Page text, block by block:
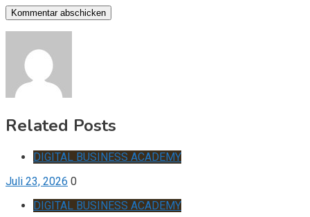
Related Posts
DIGITAL BUSINESS ACADEMY
Juli 23, 2026 0
DIGITAL BUSINESS ACADEMY